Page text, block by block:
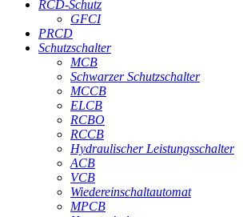
RCD-Schutz
GFCI
PRCD
Schutzschalter
MCB
Schwarzer Schutzschalter
MCCB
ELCB
RCBO
RCCB
Hydraulischer Leistungsschalter
ACB
VCB
Wiedereinschaltautomat
MPCB